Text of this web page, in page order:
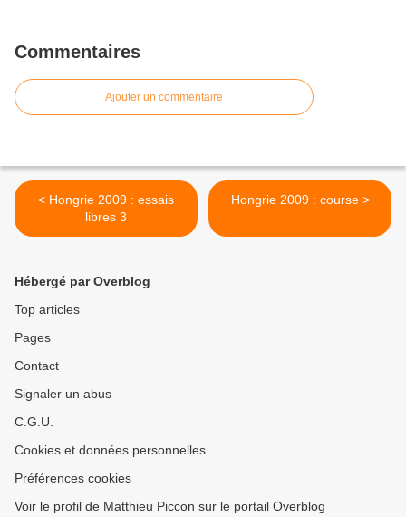
Commentaires
Ajouter un commentaire
< Hongrie 2009 : essais
libres 3
Hongrie 2009 : course >
Hébergé par Overblog
Top articles
Pages
Contact
Signaler un abus
C.G.U.
Cookies et données personnelles
Préférences cookies
Voir le profil de Matthieu Piccon sur le portail Overblog